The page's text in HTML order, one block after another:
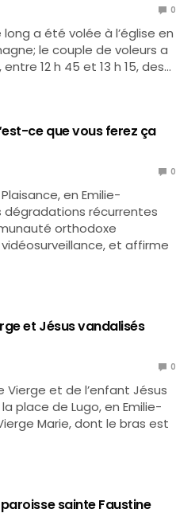
0
a été volée à l’église en
le couple de voleurs a
12 h 45 et 13 h 15, des…
ce que vous ferez ça
0
en Emilie-
dégradations récurrentes
orthodoxe
et affirme
et Jésus vandalisés
0
et de l’enfant Jésus
place de Lugo, en Emilie-
Marie, dont le bras est
sainte Faustine